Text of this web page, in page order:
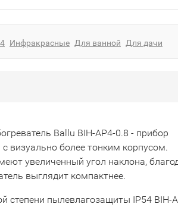
Инфракрасные Для ванной Для дачи
Ballu BIH-AP4-0.8 - прибор
с визуально более тонким корпусом.
увеличенный угол наклона,
выглядит компактнее.
степени пылевлагозащиты IP54 BIH-